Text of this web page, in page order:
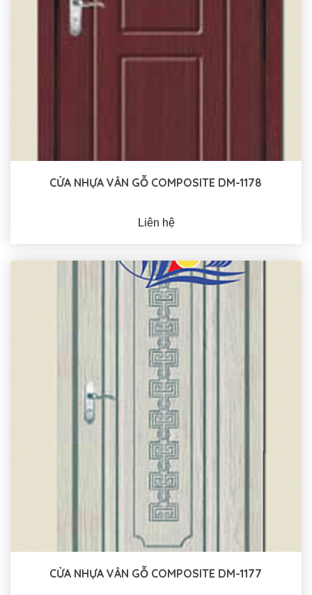
CỬA NHỰA VÂN GỖ COMPOSITE DM-1178
Liên hệ
CỬA NHỰA VÂN GỖ COMPOSITE DM-1177